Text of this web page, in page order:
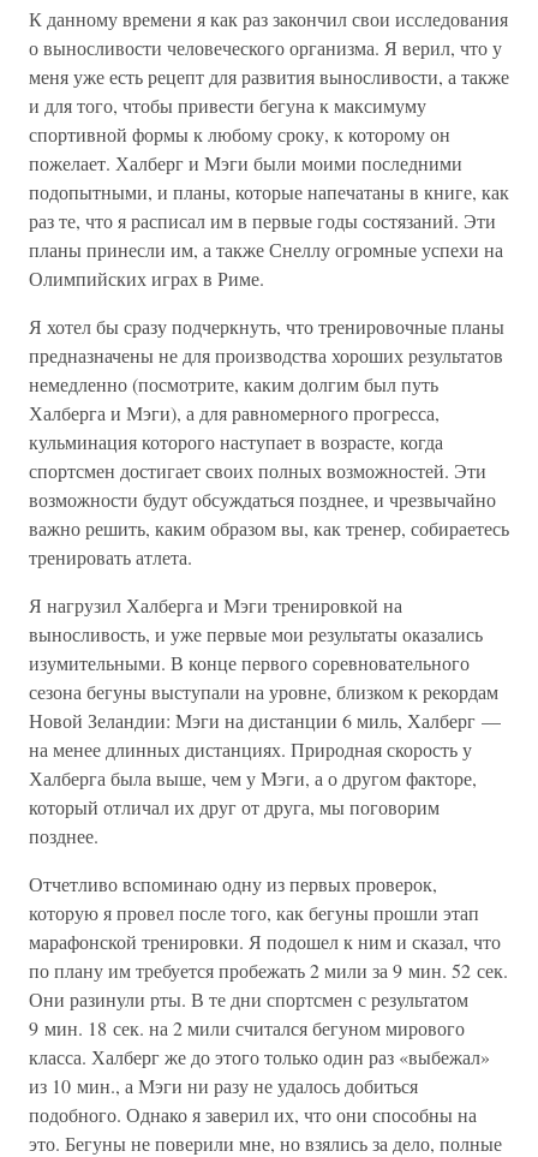
К данному времени я как раз закончил свои исследования
о выносливости человеческого организма. Я верил, что у
меня уже есть рецепт для развития выносливости, а также
и для того, чтобы привести бегуна к максимуму
спортивной формы к любому сроку, к которому он
пожелает. Халберг и Мэги были моими последними
подопытными, и планы, которые напечатаны в книге, как
раз те, что я расписал им в первые годы состязаний. Эти
планы принесли им, а также Снеллу огромные успехи на
Олимпийских играх в Риме.
Я хотел бы сразу подчеркнуть, что тренировочные планы
предназначены не для производства хороших результатов
немедленно (посмотрите, каким долгим был путь
Халберга и Мэги), а для равномерного прогресса,
кульминация которого наступает в возрасте, когда
спортсмен достигает своих полных возможностей. Эти
возможности будут обсуждаться позднее, и чрезвычайно
важно решить, каким образом вы, как тренер, собираетесь
тренировать атлета.
Я нагрузил Халберга и Мэги тренировкой на
выносливость, и уже первые мои результаты оказались
изумительными. В конце первого соревновательного
сезона бегуны выступали на уровне, близком к рекордам
Новой Зеландии: Мэги на дистанции 6 миль, Халберг —
на менее длинных дистанциях. Природная скорость у
Халберга была выше, чем у Мэги, а о другом факторе,
который отличал их друг от друга, мы поговорим
позднее.
Отчетливо вспоминаю одну из первых проверок,
которую я провел после того, как бегуны прошли этап
марафонской тренировки. Я подошел к ним и сказал, что
по плану им требуется пробежать 2 мили за 9 мин. 52 сек.
Они разинули рты. В те дни спортсмен с результатом
9 мин. 18 сек. на 2 мили считался бегуном мирового
класса. Халберг же до этого только один раз «выбежал»
из 10 мин., а Мэги ни разу не удалось добиться
подобного. Однако я заверил их, что они способны на
это. Бегуны не поверили мне, но взялись за дело, полные